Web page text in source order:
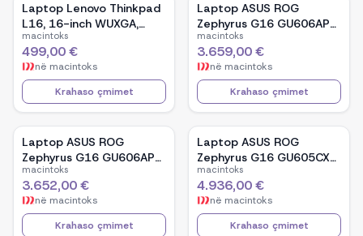
Laptop Lenovo Thinkpad
L16, 16-inch WUXGA,
AMD Ryzen 5 Pro-7535U,
16GB Ram DDR5, 512GB
SSD - Black
macintoks
499,00 €
në macintoks
Krahaso çmimet
Laptop ASUS ROG
Zephyrus G16 GU606AP-
TB039W, 16-inch OLED,
Intel Core Ultra 9 386H,
NVIDIA GeForce RTX
5070, 32GB RAM, 1TB
SSD, Windows 11 - White
macintoks
3.659,00 €
në macintoks
Krahaso çmimet
Laptop ASUS ROG
Zephyrus G16 GU606AP-
TB041W, 16-inch OLED,
Intel Core Ultra 9 386H,
NVIDIA GeForce RTX
5070, 32GB RAM, 1TB
macintoks
3.652,00 €
në macintoks
Krahaso çmimet
Laptop ASUS ROG
Zephyrus G16 GU605CX-
QR106W, 16-inch WQXGA
OLED, Intel Core Ultra 9
285H, NVIDIA GeForce
RTX 5090, 32GB RAM,
macintoks
4.936,00 €
në macintoks
Krahaso çmimet